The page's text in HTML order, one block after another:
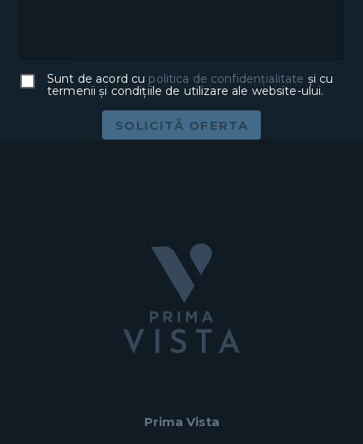
Sunt de acord cu politica de confidențialitate și cu
termenii și condițiile de utilizare ale website-ului.
SOLICITĂ OFERTA
Prima Vista